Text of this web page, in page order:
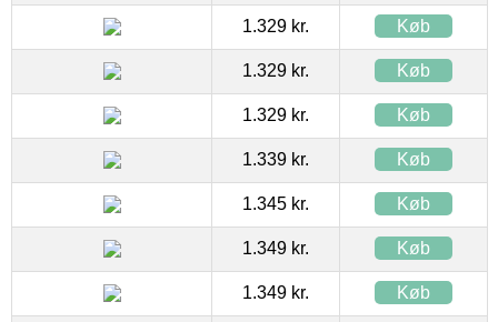
1.329 kr. Køb
1.329 kr. Køb
1.329 kr. Køb
1.339 kr. Køb
1.345 kr. Køb
1.349 kr. Køb
1.349 kr. Køb